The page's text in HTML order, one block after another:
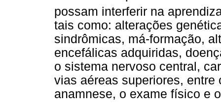
possam interferir na
tais como: alterações
sindrômicas, má-formação,
encefálicas adquiridas,
o sistema nervoso central,
vias aéreas superiores,
anamnese, o exame físico e